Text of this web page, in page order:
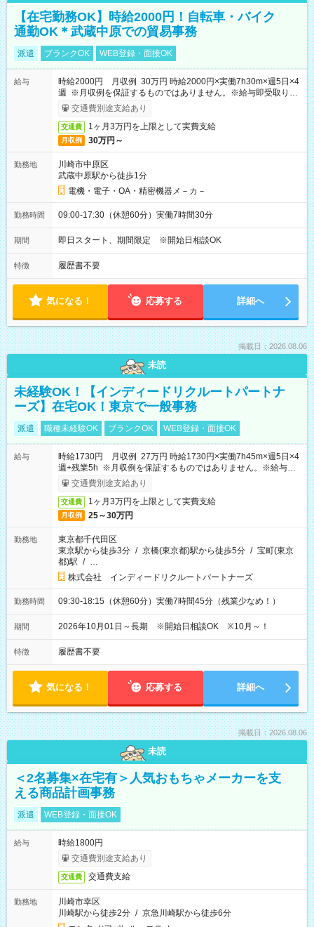
【在宅勤務OK】時給2000円！自転車・バイク
通勤OK＊武蔵中原での貿易事務
派遣 ブランクOK WEB登録・面接OK
給与
時給2000円 月収例 30万円 時給2000円×実働7h30m×週5日×4
週 ※月収例を保証するものではありません。※給与即受取りサ
ービス利用可（利用条件有）
交通費別途支給あり
交通費 1ヶ月3万円を上限として実費支給
月収例 30万円～
勤務地
川崎市中原区
武蔵中原駅から徒歩1分
電機・電子・OA・精密機器メ－カ－
勤務時間 09:00-17:30（休憩60分）実働7時間30分
期間 即日スタート、期間限定 ※開始日相談OK
特徴 履歴書不要
気になる！ 応募する 詳細へ
掲載日：2026.08.06
未読
未経験OK！【インディードリクルートパートナ
ーズ】在宅OK！東京で一般事務
派遣 職種未経験OK ブランクOK WEB登録・面接OK
給与
時給1730円 月収例 27万円 時給1730円×実働7h45m×週5日×4
週+残業5h ※月収例を保証するものではありません。※給与即
受取りサービス利用可（利用条件有）
交通費別途支給あり
交通費 1ヶ月3万円を上限として実費支給
月収例 25～30万円
勤務地
東京都千代田区
東京駅から徒歩3分 / 京橋(東京都)駅から徒歩5分 / 宝町(東京
都)駅 / …
株式会社 インディードリクルートパートナーズ
勤務時間 09:30-18:15（休憩60分）実働7時間45分（残業少なめ！）
期間 2026年10月01日～長期 ※開始日相談OK ※10月～！
特徴 履歴書不要
気になる！ 応募する 詳細へ
掲載日：2026.08.06
未読
＜2名募集×在宅有＞人気おもちゃメーカーを支
える商品計画事務
派遣 WEB登録・面接OK
給与
時給1800円
交通費別途支給あり
交通費 交通費支給
勤務地
川崎市幸区
川崎駅から徒歩2分 / 京急川崎駅から徒歩6分